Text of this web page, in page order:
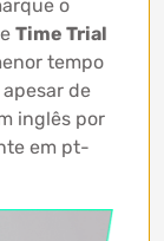
o
Time Trial
tempo
de
inglês por
em pt-